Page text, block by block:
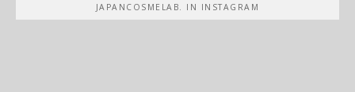
JAPANCOSMELAB. IN INSTAGRAM